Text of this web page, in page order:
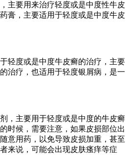
主要用来治疗轻度或是中度性牛皮
膏，主要适用于轻度或是中度牛皮
轻度或是中度牛皮癣的治疗，主要
治疗，也适用于轻度银屑病，是一
，主要用于轻度或是中度的牛皮癣
时候，需要注意，如果皮损部位出
意用药，以免导致皮损加重，甚至
来说，可能会出现皮肤瘙痒等症